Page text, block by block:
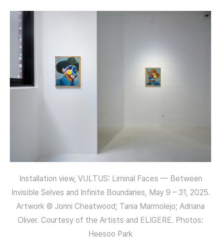
Installation view, VULTUS: Liminal Faces — Between
Invisible Selves and Infinite Boundaries, May 9 – 31, 2025.
Artwork © Jonni Cheatwood; Tania Marmolejo; Adriana
Oliver. Courtesy of the Artists and ELIGERE. Photos:
Heesoo Park